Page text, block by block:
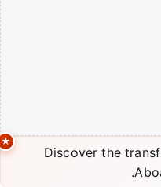
Discover the